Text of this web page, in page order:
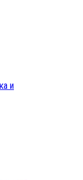
и